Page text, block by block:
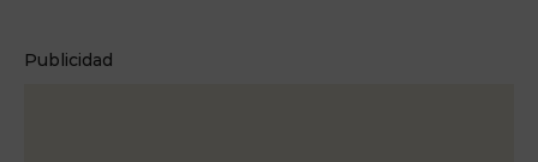
Publicidad